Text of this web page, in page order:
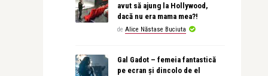
avut să ajung la Hollywood,
dacă nu era mama mea?!
de Alice Năstase Buciuta
Gal Gadot – femeia fantastică
pe ecran și dincolo de el